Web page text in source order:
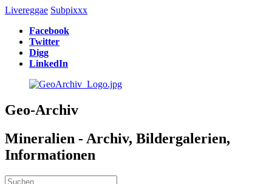
Livereggae Subpixxx
Facebook
Twitter
Digg
LinkedIn
Geo-Archiv
Mineralien - Archiv, Bildergalerien,
Informationen